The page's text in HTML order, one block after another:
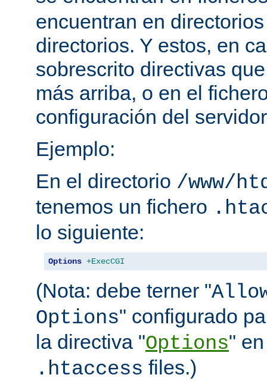
encuentran en
directorios. Y estos, en
sobrescrito directivas
más arriba, o en el
configuración del
Ejemplo:
En el directorio /www/
tenemos un fichero
lo siguiente:
Options +ExecCGI
(Nota: debe terner "
Options" configurado
la directiva "Options"
.htaccess files.)